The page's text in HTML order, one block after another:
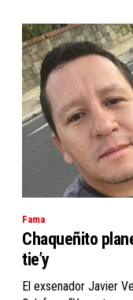
Fama
Chaqueñito
tie’y
El exsenador Javier